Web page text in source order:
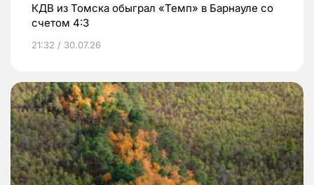
КДВ из Томска обыграл «Темп» в Барнауле со
счетом 4:3
21:32 / 30.07.26